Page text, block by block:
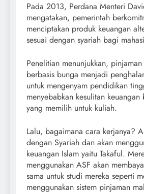
Pada 2013, Perdana Menteri
mengatakan, pemerintah
menciptakan produk keuangan
sesuai dengan syariah bagi
Penelitian menunjukkan,
berbasis bunga menjadi
untuk mengenyam pendidikan
menyebabkan kesulitan keuangan
yang memilih untuk kuliah.
Lalu, bagaimana cara kerjanya?
dengan Syariah dan akan
keuangan Islam yaitu Takaful.
menggunakan ASF akan
sama untuk studi mereka seperti
menggunakan sistem pinjaman